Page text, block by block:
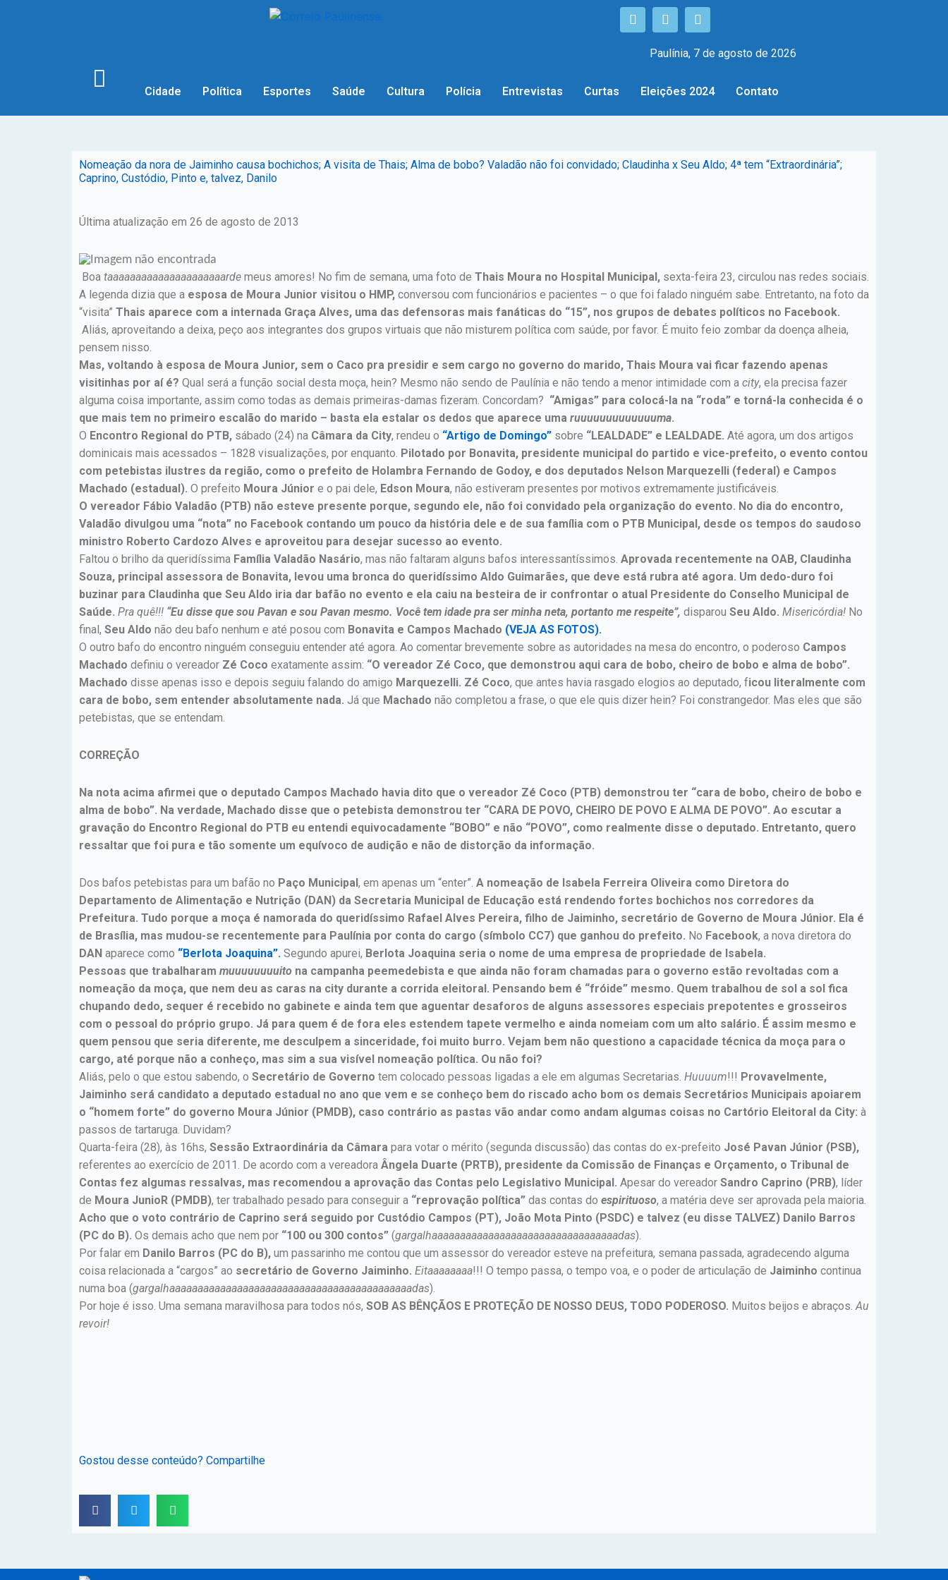
Paulínia, 7 de agosto de 2026
Cidade Política Esportes Saúde Cultura Polícia Entrevistas Curtas Eleições 2024 Contato
Nomeação da nora de Jaiminho causa bochichos; A visita de Thais; Alma de bobo? Valadão não foi convidado; Claudinha x Seu Aldo; 4ª tem “Extraordinária”;
Caprino, Custódio, Pinto e, talvez, Danilo
Última atualização em 26 de agosto de 2013
Boa taaaaaaaaaaaaaaaaaaaaarde meus amores! No fim de semana, uma foto de Thais Moura no Hospital Municipal, sexta-feira 23, circulou nas redes sociais.
A legenda dizia que a esposa de Moura Junior visitou o HMP, conversou com funcionários e pacientes – o que foi falado ninguém sabe. Entretanto, na foto da
“visita” Thais aparece com a internada Graça Alves, uma das defensoras mais fanáticas do “15”, nos grupos de debates políticos no Facebook.
Aliás, aproveitando a deixa, peço aos integrantes dos grupos virtuais que não misturem política com saúde, por favor. É muito feio zombar da doença alheia,
pensem nisso.
Mas, voltando à esposa de Moura Junior, sem o Caco pra presidir e sem cargo no governo do marido, Thais Moura vai ficar fazendo apenas
visitinhas por aí é? Qual será a função social desta moça, hein? Mesmo não sendo de Paulínia e não tendo a menor intimidade com a city, ela precisa fazer
alguma coisa importante, assim como todas as demais primeiras-damas fizeram. Concordam? “Amigas” para colocá-la na “roda” e torná-la conhecida é o
que mais tem no primeiro escalão do marido – basta ela estalar os dedos que aparece uma ruuuuuuuuuuuuuma.
O Encontro Regional do PTB, sábado (24) na Câmara da City, rendeu o “Artigo de Domingo” sobre “LEALDADE” e LEALDADE. Até agora, um dos artigos
dominicais mais acessados – 1828 visualizações, por enquanto. Pilotado por Bonavita, presidente municipal do partido e vice-prefeito, o evento contou
com petebistas ilustres da região, como o prefeito de Holambra Fernando de Godoy, e dos deputados Nelson Marquezelli (federal) e Campos
Machado (estadual). O prefeito Moura Júnior e o pai dele, Edson Moura, não estiveram presentes por motivos extremamente justificáveis.
O vereador Fábio Valadão (PTB) não esteve presente porque, segundo ele, não foi convidado pela organização do evento. No dia do encontro,
Valadão divulgou uma “nota” no Facebook contando um pouco da história dele e de sua família com o PTB Municipal, desde os tempos do saudoso
ministro Roberto Cardozo Alves e aproveitou para desejar sucesso ao evento.
Faltou o brilho da queridíssima Família Valadão Nasário, mas não faltaram alguns bafos interessantíssimos. Aprovada recentemente na OAB, Claudinha
Souza, principal assessora de Bonavita, levou uma bronca do queridíssimo Aldo Guimarães, que deve está rubra até agora. Um dedo-duro foi
buzinar para Claudinha que Seu Aldo iria dar bafão no evento e ela caiu na besteira de ir confrontar o atual Presidente do Conselho Municipal de
Saúde. Pra quê!!! “Eu disse que sou Pavan e sou Pavan mesmo. Você tem idade pra ser minha neta, portanto me respeite”, disparou Seu Aldo. Misericórdia! No
final, Seu Aldo não deu bafo nenhum e até posou com Bonavita e Campos Machado (VEJA AS FOTOS).
O outro bafo do encontro ninguém conseguiu entender até agora. Ao comentar brevemente sobre as autoridades na mesa do encontro, o poderoso Campos
Machado definiu o vereador Zé Coco exatamente assim: “O vereador Zé Coco, que demonstrou aqui cara de bobo, cheiro de bobo e alma de bobo”.
Machado disse apenas isso e depois seguiu falando do amigo Marquezelli. Zé Coco, que antes havia rasgado elogios ao deputado, ficou literalmente com
cara de bobo, sem entender absolutamente nada. Já que Machado não completou a frase, o que ele quis dizer hein? Foi constrangedor. Mas eles que são
petebistas, que se entendam.
CORREÇÃO
Na nota acima afirmei que o deputado Campos Machado havia dito que o vereador Zé Coco (PTB) demonstrou ter “cara de bobo, cheiro de bobo e
alma de bobo”. Na verdade, Machado disse que o petebista demonstrou ter “CARA DE POVO, CHEIRO DE POVO E ALMA DE POVO”. Ao escutar a
gravação do Encontro Regional do PTB eu entendi equivocadamente “BOBO” e não “POVO”, como realmente disse o deputado. Entretanto, quero
ressaltar que foi pura e tão somente um equívoco de audição e não de distorção da informação.
Dos bafos petebistas para um bafão no Paço Municipal, em apenas um “enter”. A nomeação de Isabela Ferreira Oliveira como Diretora do
Departamento de Alimentação e Nutrição (DAN) da Secretaria Municipal de Educação está rendendo fortes bochichos nos corredores da
Prefeitura. Tudo porque a moça é namorada do queridíssimo Rafael Alves Pereira, filho de Jaiminho, secretário de Governo de Moura Júnior. Ela é
de Brasília, mas mudou-se recentemente para Paulínia por conta do cargo (símbolo CC7) que ganhou do prefeito. No Facebook, a nova diretora do
DAN aparece como “Berlota Joaquina”. Segundo apurei, Berlota Joaquina seria o nome de uma empresa de propriedade de Isabela.
Pessoas que trabalharam muuuuuuuuito na campanha peemedebista e que ainda não foram chamadas para o governo estão revoltadas com a
nomeação da moça, que nem deu as caras na city durante a corrida eleitoral. Pensando bem é “fróide” mesmo. Quem trabalhou de sol a sol fica
chupando dedo, sequer é recebido no gabinete e ainda tem que aguentar desaforos de alguns assessores especiais prepotentes e grosseiros
com o pessoal do próprio grupo. Já para quem é de fora eles estendem tapete vermelho e ainda nomeiam com um alto salário. É assim mesmo e
quem pensou que seria diferente, me desculpem a sinceridade, foi muito burro. Vejam bem não questiono a capacidade técnica da moça para o
cargo, até porque não a conheço, mas sim a sua visível nomeação política. Ou não foi?
Aliás, pelo o que estou sabendo, o Secretário de Governo tem colocado pessoas ligadas a ele em algumas Secretarias. Huuuum!!! Provavelmente,
Jaiminho será candidato a deputado estadual no ano que vem e se conheço bem do riscado acho bom os demais Secretários Municipais apoiarem
o “homem forte” do governo Moura Júnior (PMDB), caso contrário as pastas vão andar como andam algumas coisas no Cartório Eleitoral da City: à
passos de tartaruga. Duvidam?
Quarta-feira (28), às 16hs, Sessão Extraordinária da Câmara para votar o mérito (segunda discussão) das contas do ex-prefeito José Pavan Júnior (PSB),
referentes ao exercício de 2011. De acordo com a vereadora Ângela Duarte (PRTB), presidente da Comissão de Finanças e Orçamento, o Tribunal de
Contas fez algumas ressalvas, mas recomendou a aprovação das Contas pelo Legislativo Municipal. Apesar do vereador Sandro Caprino (PRB), líder
de Moura JunioR (PMDB), ter trabalhado pesado para conseguir a “reprovação política” das contas do espirituoso, a matéria deve ser aprovada pela maioria.
Acho que o voto contrário de Caprino será seguido por Custódio Campos (PT), João Mota Pinto (PSDC) e talvez (eu disse TALVEZ) Danilo Barros
(PC do B). Os demais acho que nem por “100 ou 300 contos” (gargalhaaaaaaaaaaaaaaaaaaaaaaaaaaaaaaaaadas).
Por falar em Danilo Barros (PC do B), um passarinho me contou que um assessor do vereador esteve na prefeitura, semana passada, agradecendo alguma
coisa relacionada a “cargos” ao secretário de Governo Jaiminho. Eitaaaaaaaa!!! O tempo passa, o tempo voa, e o poder de articulação de Jaiminho continua
numa boa (gargalhaaaaaaaaaaaaaaaaaaaaaaaaaaaaaaaaaaaaaaaaaaadas).
Por hoje é isso. Uma semana maravilhosa para todos nós, SOB AS BÊNÇÃOS E PROTEÇÃO DE NOSSO DEUS, TODO PODEROSO. Muitos beijos e abraços.Au
revoir!
Gostou desse conteúdo? Compartilhe